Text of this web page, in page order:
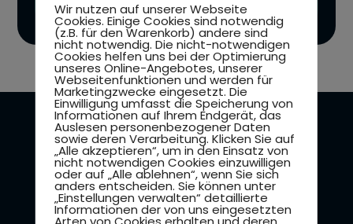
FREEMIUM · JETZT LOSLEGEN
JETZT APP
Wir nutzen auf unserer Webseite
Cookies. Einige Cookies sind notwendig
(z.B. für den Warenkorb) andere sind
nicht notwendig. Die nicht-notwendigen
Cookies helfen uns bei der Optimierung
unseres Online-Angebotes, unserer
Webseitenfunktionen und werden für
Marketingzwecke eingesetzt. Die
Einwilligung umfasst die Speicherung von
Informationen auf Ihrem Endgerät, das
Auslesen personenbezogener Daten
sowie deren Verarbeitung. Klicken Sie auf
„Alle akzeptieren“, um in den Einsatz von
nicht notwendigen Cookies einzuwilligen
oder auf „Alle ablehnen“, wenn Sie sich
anders entscheiden. Sie können unter
„Einstellungen verwalten“ detaillierte
Informationen der von uns eingesetzten